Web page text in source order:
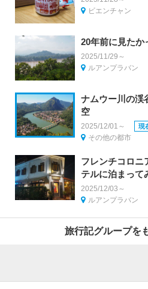
ビエンチャン
20年前に見たか
2025/11/29～
ルアンプラバン
ナムウー川の渓
空
2025/12/01～ 現
その他の都市
フレンチコロニ
テルに泊まって
2025/12/03～
ルアンプラバン
旅行記グループを